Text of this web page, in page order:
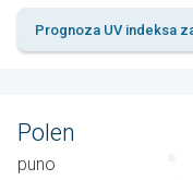
Prognoza UV indeksa
Polen
puno